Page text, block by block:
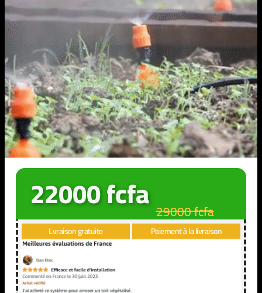
22000 fcfa 29000 fcfa
Lvraison gratuite Paiement à la livraison